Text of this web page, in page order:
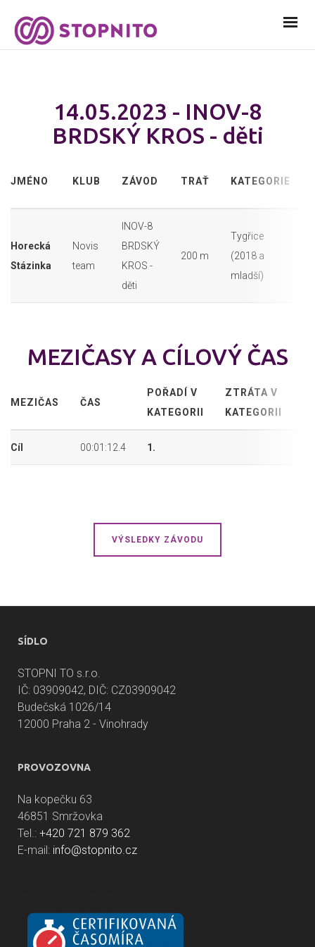
14.05.2023 - INOV-8
BRDSKÝ KROS - děti
JMÉNO KLUB ZÁVOD TRAŤ KATEGORIE
Horecká
Stázinka
Novis
team
INOV-8
BRDSKÝ
KROS -
děti
200 m
Tygřice
(2018 a
mladší)
MEZIČASY A CÍLOVÝ ČAS
MEZIČAS ČAS
POŘADÍ V
KATEGORII
ZTRÁTA V
KATEGORII
Cíl 00:01:12.4 1.
VÝSLEDKY ZÁVODU
SÍDLO
STOPNI TO s.r.o.
IČ: 03909042, DIČ: CZ03909042
Budečská 1026/14
12000 Praha 2 - Vinohrady
PROVOZOVNA
Na kopečku 63
46851 Smržovka
Tel.: +420 721 879 362
E-mail: info@stopnito.cz